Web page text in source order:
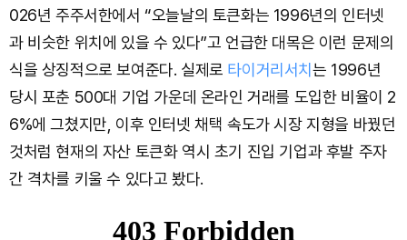
026년 주주서한에서 “오늘날의 토큰화는 1996년의 인터넷
과 비슷한 위치에 있을 수 있다”고 언급한 대목은 이런 문제의
식을 상징적으로 보여준다. 실제로 타이거리서치는 1996년
당시 포춘 500대 기업 가운데 온라인 거래를 도입한 비율이 2
6%에 그쳤지만, 이후 인터넷 채택 속도가 시장 지형을 바꿨던
것처럼 현재의 자산 토큰화 역시 초기 진입 기업과 후발 주자
간 격차를 키울 수 있다고 봤다.